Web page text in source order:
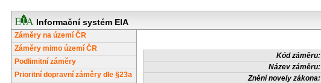
Informační systém EIA
Záměry na území ČR
Záměry mimo území ČR
Podlimitní záměry
Prioritní dopravní záměry dle §23a
Kód záměru:
Název záměru:
Znění novely zákona: